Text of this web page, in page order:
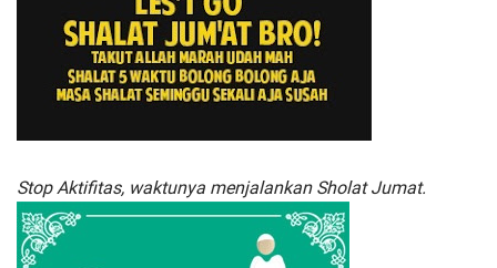
Stop Aktifitas, waktunya menjalankan Sholat Jumat.